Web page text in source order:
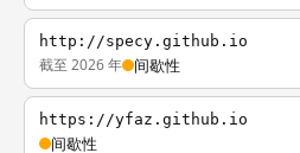
http://specy.github.io
截至 2026 年 间歇性
https://yfaz.github.io
间歇性